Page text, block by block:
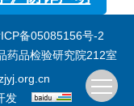
备05085156号-2
药品检验研究院212室
发